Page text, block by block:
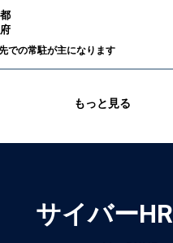
もっと見る
での常駐が主になります
サイバーHR